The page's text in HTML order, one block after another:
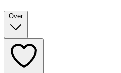
Over